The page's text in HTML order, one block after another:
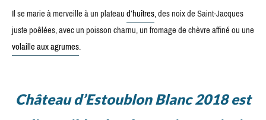
Il se marie à merveille à un plateaud’huîtres, des noix de Saint-Jacques
juste poêlées, avec un poisson charnu, un fromage de chèvre affiné ou une
volaille aux agrumes.
Château d’Estoublon Blanc 2018 est